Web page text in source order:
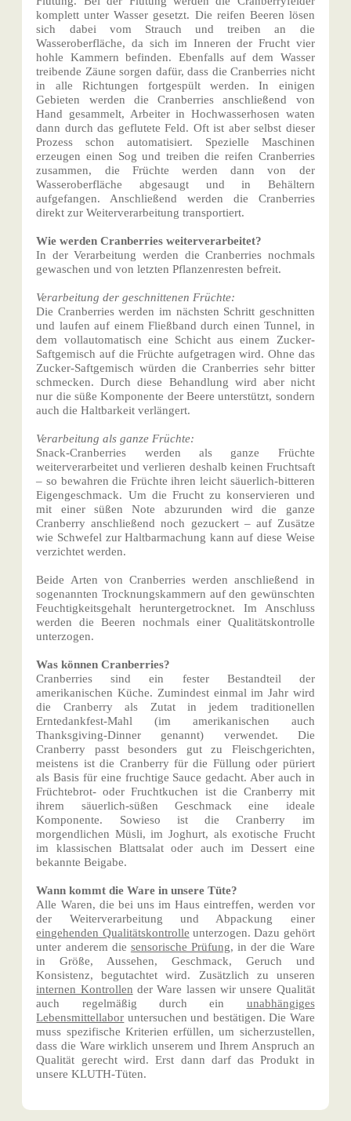
komplett unter Wasser gesetzt. Die reifen Beeren lösen
sich dabei vom Strauch und treiben an die
Wasseroberfläche, da sich im Inneren der Frucht vier
hohle Kammern befinden. Ebenfalls auf dem Wasser
treibende Zäune sorgen dafür, dass die Cranberries nicht
in alle Richtungen fortgespült werden. In einigen
Gebieten werden die Cranberries anschließend von
Hand gesammelt, Arbeiter in Hochwasserhosen waten
dann durch das geflutete Feld. Oft ist aber selbst dieser
Prozess schon automatisiert. Spezielle Maschinen
erzeugen einen Sog und treiben die reifen Cranberries
zusammen, die Früchte werden dann von der
Wasseroberfläche abgesaugt und in Behältern
aufgefangen. Anschließend werden die Cranberries
direkt zur Weiterverarbeitung transportiert.
Wie werden Cranberries weiterverarbeitet?
In der Verarbeitung werden die Cranberries nochmals
gewaschen und von letzten Pflanzenresten befreit.
Verarbeitung der geschnittenen Früchte:
Die Cranberries werden im nächsten Schritt geschnitten
und laufen auf einem Fließband durch einen Tunnel, in
dem vollautomatisch eine Schicht aus einem Zucker-
Saftgemisch auf die Früchte aufgetragen wird. Ohne das
Zucker-Saftgemisch würden die Cranberries sehr bitter
schmecken. Durch diese Behandlung wird aber nicht
nur die süße Komponente der Beere unterstützt, sondern
auch die Haltbarkeit verlängert.
Verarbeitung als ganze Früchte:
Snack-Cranberries werden als ganze Früchte
weiterverarbeitet und verlieren deshalb keinen Fruchtsaft
– so bewahren die Früchte ihren leicht säuerlich-bitteren
Eigengeschmack. Um die Frucht zu konservieren und
mit einer süßen Note abzurunden wird die ganze
Cranberry anschließend noch gezuckert – auf Zusätze
wie Schwefel zur Haltbarmachung kann auf diese Weise
verzichtet werden.
Beide Arten von Cranberries werden anschließend in
sogenannten Trocknungskammern auf den gewünschten
Feuchtigkeitsgehalt heruntergetrocknet. Im Anschluss
werden die Beeren nochmals einer Qualitätskontrolle
unterzogen.
Was können Cranberries?
Cranberries sind ein fester Bestandteil der
amerikanischen Küche. Zumindest einmal im Jahr wird
die Cranberry als Zutat in jedem traditionellen
Erntedankfest-Mahl (im amerikanischen auch
Thanksgiving-Dinner genannt) verwendet. Die
Cranberry passt besonders gut zu Fleischgerichten,
meistens ist die Cranberry für die Füllung oder püriert
als Basis für eine fruchtige Sauce gedacht. Aber auch in
Früchtebrot- oder Fruchtkuchen ist die Cranberry mit
ihrem säuerlich-süßen Geschmack eine ideale
Komponente. Sowieso ist die Cranberry im
morgendlichen Müsli, im Joghurt, als exotische Frucht
im klassischen Blattsalat oder auch im Dessert eine
bekannte Beigabe.
Wann kommt die Ware in unsere Tüte?
Alle Waren, die bei uns im Haus eintreffen, werden vor
der Weiterverarbeitung und Abpackung einer
eingehenden Qualitätskontrolle unterzogen. Dazu gehört
unter anderem die sensorische Prüfung, in der die Ware
in Größe, Aussehen, Geschmack, Geruch und
Konsistenz, begutachtet wird. Zusätzlich zu unseren
internen Kontrollen der Ware lassen wir unsere Qualität
auch regelmäßig durch ein unabhängiges
Lebensmittellabor untersuchen und bestätigen. Die Ware
muss spezifische Kriterien erfüllen, um sicherzustellen,
dass die Ware wirklich unserem und Ihrem Anspruch an
Qualität gerecht wird. Erst dann darf das Produkt in
unsere KLUTH-Tüten.